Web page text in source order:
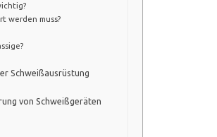
werden muss?
Schweißausrüstung
von Schweißgeräten